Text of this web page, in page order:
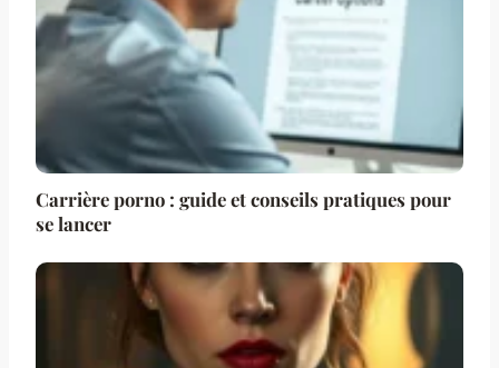
Carrière porno : guide et conseils pratiques pour
se lancer